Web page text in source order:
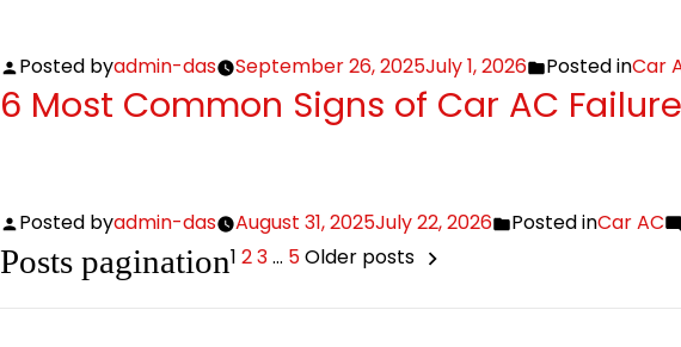
Posted byadmin-das September 26, 2025July 1, 2026 Posted inCar
6 Most Common Signs of Car AC
Posted byadmin-das August 31, 2025July 22, 2026 Posted inCar AC
Posts pagination1 23… 5Older posts